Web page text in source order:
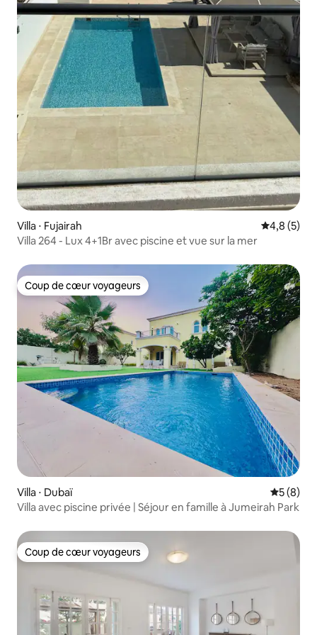
Villa ⋅ Fujairah Évaluation
4,8 (5)
Villa 264 - Lux 4+1Br avec piscine et vue sur la mer
Coup de cœur voyageurs
Coup de cœur voyageurs
Villa ⋅ Dubaï
5 (8)
Villa avec piscine privée | Séjour en famille à Jumeirah Park
Coup de cœur voyageurs
Coup de cœur voyageurs